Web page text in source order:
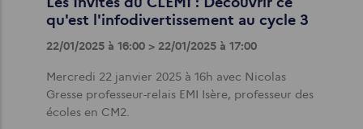
qu'est l'infodivertissement au cycle 3
22/01/2025 à 16:00 > 22/01/2025 à 17:00
Mercredi 22 janvier 2025 à 16h avec Nicolas
Gresse professeur-relais EMI Isère, professeur des
écoles en CM2.